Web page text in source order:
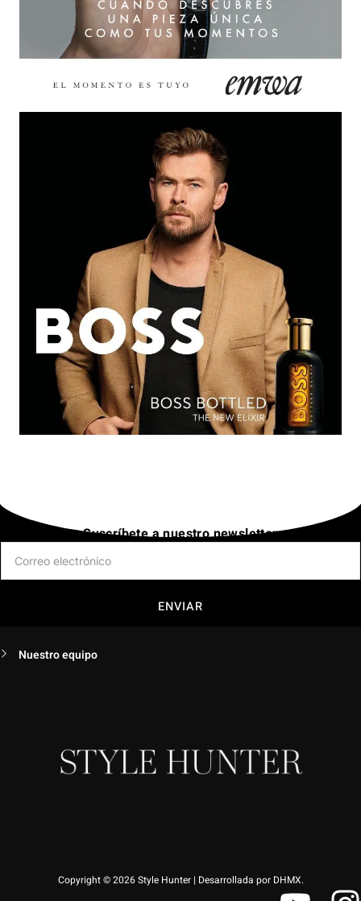
Suscríbete a nuestro newsletter
ENVIAR
Nuestro equipo
Copyright © 2026 Style Hunter | Desarrollada por DHMX.